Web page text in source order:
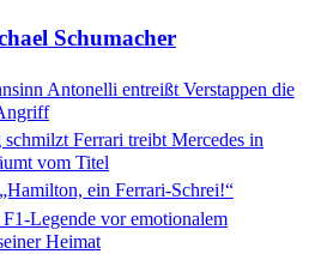
Schumacher
Antonelli entreißt Verstappen die
schmilzt Ferrari treibt Mercedes in
vom Titel
„Hamilton, ein Ferrari-Schrei!“
F1-Legende vor emotionalem
Heimat